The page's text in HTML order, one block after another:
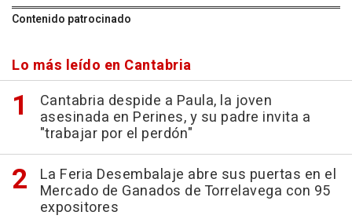
Contenido patrocinado
Lo más leído en Cantabria
Cantabria despide a Paula, la joven
asesinada en Perines, y su padre invita a
"trabajar por el perdón"
La Feria Desembalaje abre sus puertas en el
Mercado de Ganados de Torrelavega con 95
expositores